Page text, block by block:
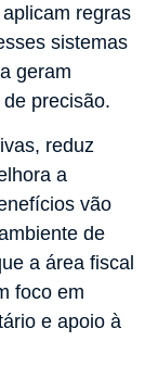
regras
sistemas
geram
precisão.
reduz
a
vão
de
a área fiscal
foco em
e apoio à